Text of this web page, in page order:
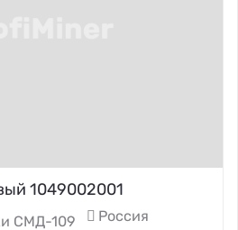
1049002001
СМД-109 Россия